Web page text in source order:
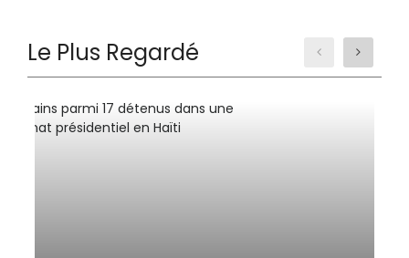
Le Plus Regardé